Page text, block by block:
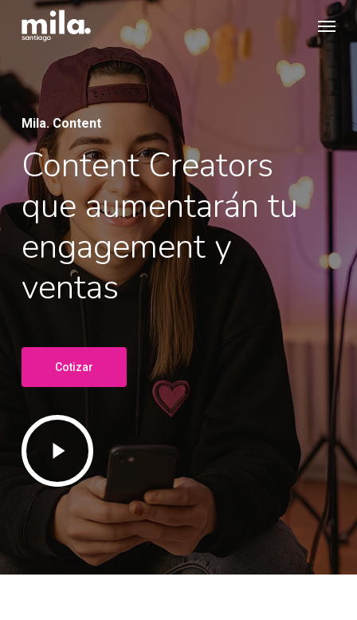
content
Menu
Mila. Content
Content Creators
que aumentarán tu
engagement y
ventas
Cotizar
Play
Video